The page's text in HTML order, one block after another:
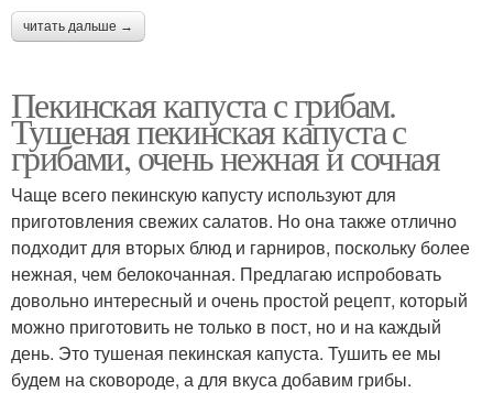
читать дальше →
Пекинская капуста с грибам.
Тушеная пекинская капуста с
грибами, очень нежная и сочная
Чаще всего пекинскую капусту используют для
приготовления свежих салатов. Но она также отлично
подходит для вторых блюд и гарниров, поскольку более
нежная, чем белокочанная. Предлагаю испробовать
довольно интересный и очень простой рецепт, который
можно приготовить не только в пост, но и на каждый
день. Это тушеная пекинская капуста. Тушить ее мы
будем на сковороде, а для вкуса добавим грибы.